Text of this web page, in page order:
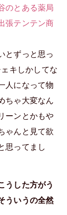
のとある薬局
張テンテン商
とずっと思っ
キしかしてな
人になって物
ちゃ大変なん
ーンとかもや
ゃんと見て欲
思ってまし
うした方がう
ういうの全然